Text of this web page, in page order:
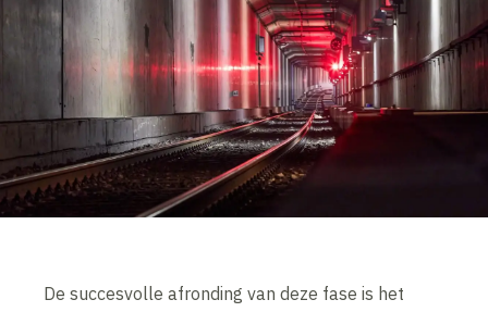
De succesvolle afronding van deze fase is het